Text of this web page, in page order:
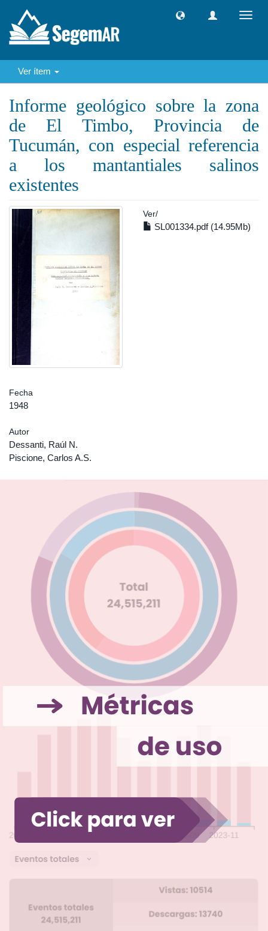
Ver ítem
Informe geológico sobre la zona
de El Timbo, Provincia de
Tucumán, con especial referencia
a los mantantiales salinos
existentes
Ver/
SL001334.pdf (14.95Mb)
Fecha
1948
Autor
Dessanti, Raúl N.
Piscione, Carlos A.S.